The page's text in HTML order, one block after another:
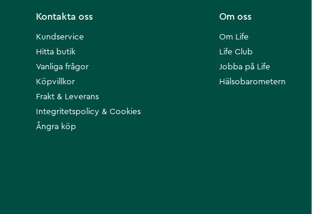
Om oss
Om Life
Life Club
Jobba på Life
Hälsobarometern
Kontakta oss
Kundservice
Hitta butik
Vanliga frågor
Köpvillkor
Frakt & Leverans
Integritetspolicy & Cookies
Ångra köp